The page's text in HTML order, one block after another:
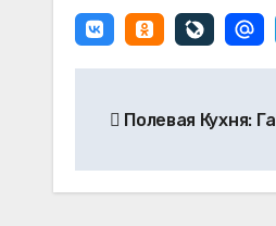
по
записям
Полевая Кухня: